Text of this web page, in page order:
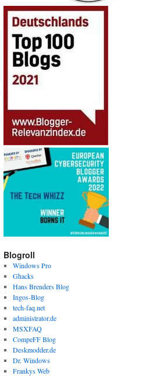
Blogroll
Windows Pro
Ghacks
Hans Brenders Blog
Ingos-Blog
tech-faq.net
administrator.de
MSXFAQ
CompeFF Blog
Deskmodder.de
Dr. Windows
Frankys Web